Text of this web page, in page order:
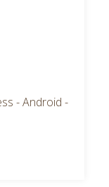
- Android -